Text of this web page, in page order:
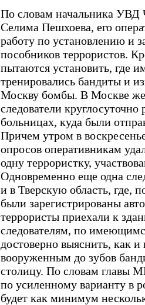
По словам начальника УВД
Селима Пешхоева, его
работу по установлению и
пособников террористов.
пытаются установить, где
тренировались бандиты и
Москву бомбы. В Москве же
следователи
больницах, куда были
Причем утром в
опросов оперативникам
одну террористку,
Одновременно еще одна
и в Тверскую область, где,
были зарегистрированы
террористы приехали к
следователям, по
достоверно выяснить, как
вооруженным до зубов
столицу. По словам главы
по усиленному варианту в
будет как минимум